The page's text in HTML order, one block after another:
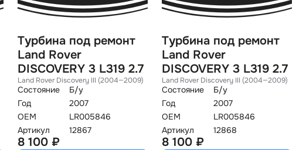
Турбина под ремонт
Land Rover
DISCOVERY 3 L319 2.7
Land Rover Discovery III (2004—2009)
Состояние
Б/у
Год
2007
OEM
LR005846
Артикул
12867
8 100 ₽
Турбина под ремонт
Land Rover
DISCOVERY 3 L319 2.7
Land Rover Discovery III (2004—2009)
Состояние
Б/у
Год
2007
OEM
LR005846
Артикул
12868
8 100 ₽